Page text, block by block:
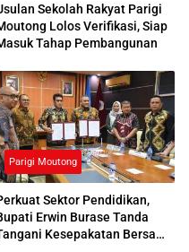
Sekolah Rakyat Parigi
Lolos Verifikasi, Siap
Tahap Pembangunan
Parigi Moutong
Sektor Pendidikan,
Erwin Burase Tanda
Kesepakatan Bersama